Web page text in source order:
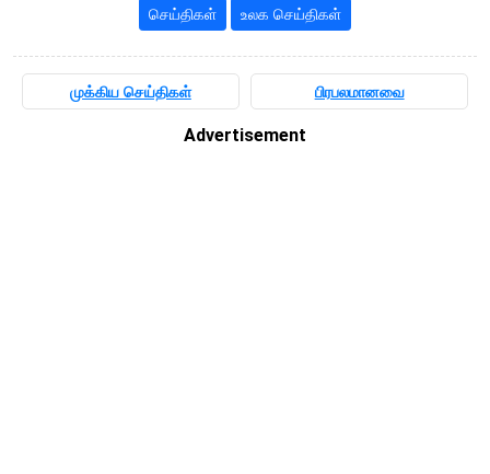
செய்திகள் உலக செய்திகள்
முக்கிய செய்திகள் பிரபலமானவை
Advertisement